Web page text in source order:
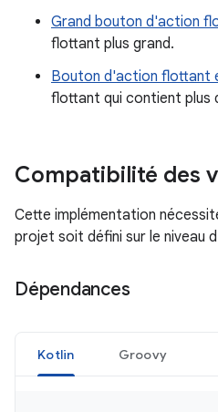
Grand bouton d'action
flottant plus grand.
Bouton d'action flottant
flottant qui contient plus
Compatibilité des
Cette implémentation
projet soit défini sur le niveau
Dépendances
Kotlin Groovy